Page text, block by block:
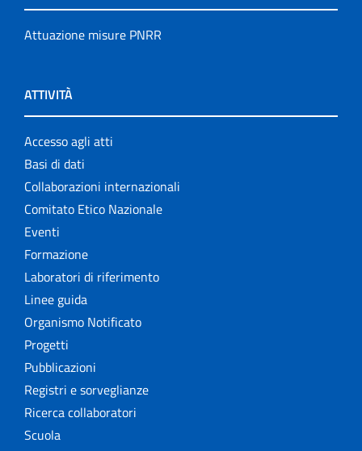
Attuazione misure PNRR
ATTIVITÀ
Accesso agli atti
Basi di dati
Collaborazioni internazionali
Comitato Etico Nazionale
Eventi
Formazione
Laboratori di riferimento
Linee guida
Organismo Notificato
Progetti
Pubblicazioni
Registri e sorveglianze
Ricerca collaboratori
Scuola